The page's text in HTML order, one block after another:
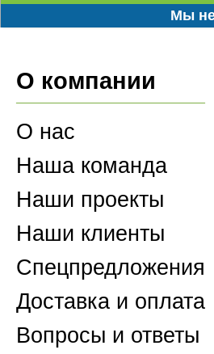
Мы не
О компании
О нас
Наша команда
Наши проекты
Наши клиенты
Спецпредложения
Доставка и оплата
Вопросы и ответы